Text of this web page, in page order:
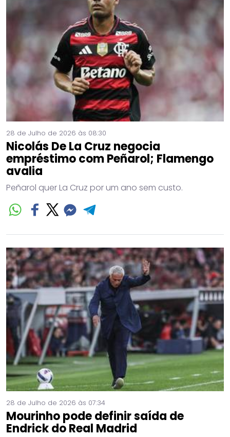
28 de Julho de 2026 às 08:30
Nicolás De La Cruz negocia
empréstimo com Peñarol; Flamengo
avalia
Peñarol quer La Cruz por um ano sem custo.
28 de Julho de 2026 às 07:34
Mourinho pode definir saída de
Endrick do Real Madrid